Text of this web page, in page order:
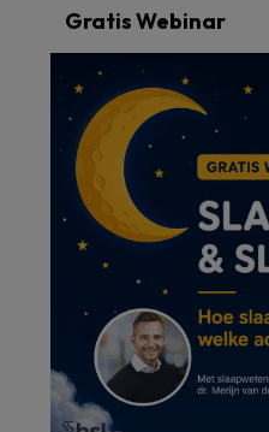
Gratis Webinar